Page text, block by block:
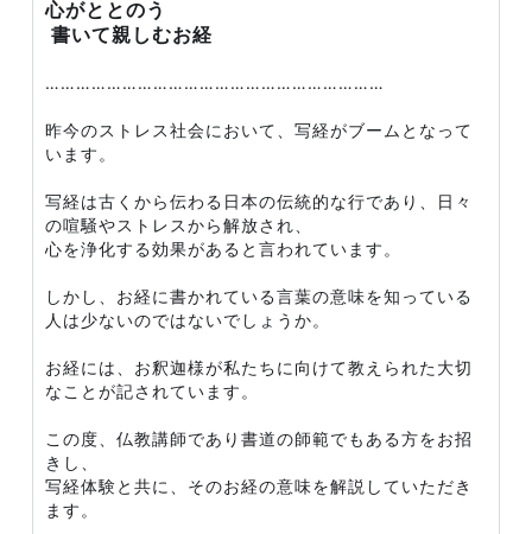
心がととのう
書いて親しむお経
…………………………………………………………
昨今のストレス社会において、写経がブームとなって
います。
写経は古くから伝わる日本の伝統的な行であり、日々
の喧騒やストレスから解放され、
心を浄化する効果があると言われています。
しかし、お経に書かれている言葉の意味を知っている
人は少ないのではないでしょうか。
お経には、お釈迦様が私たちに向けて教えられた大切
なことが記されています。
この度、仏教講師であり書道の師範でもある方をお招
きし、
写経体験と共に、そのお経の意味を解説していただき
ます。